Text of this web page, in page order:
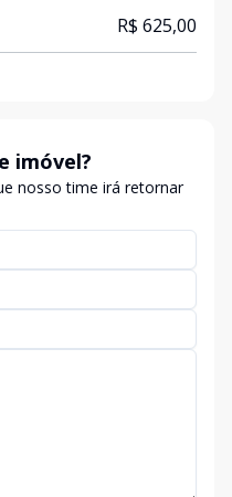
R$ 625,00
imóvel?
nosso time irá retornar